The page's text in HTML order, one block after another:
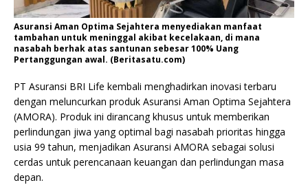
Asuransi Aman Optima Sejahtera menyediakan manfaat
tambahan untuk meninggal akibat kecelakaan, di mana
nasabah berhak atas santunan sebesar 100% Uang
Pertanggungan awal. (Beritasatu.com)
PT Asuransi BRI Life kembali menghadirkan inovasi terbaru
dengan meluncurkan produk Asuransi Aman Optima Sejahtera
(AMORA). Produk ini dirancang khusus untuk memberikan
perlindungan jiwa yang optimal bagi nasabah prioritas hingga
usia 99 tahun, menjadikan Asuransi AMORA sebagai solusi
cerdas untuk perencanaan keuangan dan perlindungan masa
depan.